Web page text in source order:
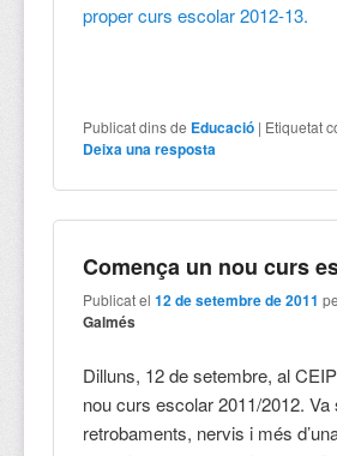
proper curs escolar 2012-13.
Publicat dins de Educació | Etiquetat
Deixa una resposta
Comença un nou curs
Publicat el12 de setembre de 2011
Galmés
Dilluns, 12 de setembre, al
nou curs escolar 2011/2012.
retrobaments, nervis i més